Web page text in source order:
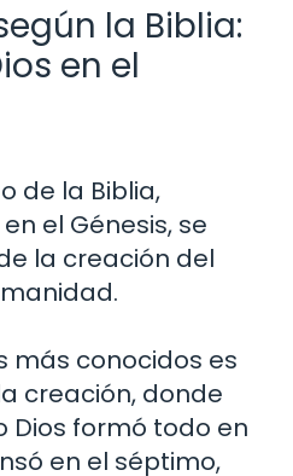
la Biblia:
en el
de la Biblia,
el Génesis, se
la creación del
más conocidos es
creación, donde
Dios formó todo en
en el séptimo,